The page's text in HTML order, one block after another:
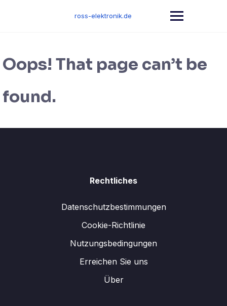
ross-elektronik.de
Oops! That page can’t be
found.
Rechtliches
Datenschutzbestimmungen
Cookie-Richtlinie
Nutzungsbedingungen
Erreichen Sie uns
Über